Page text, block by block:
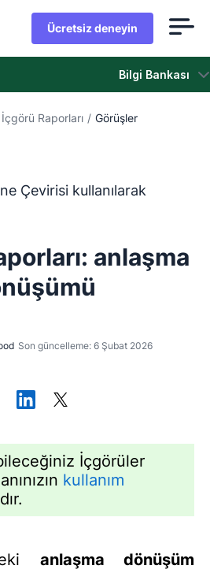
Ücretsiz deneyin
Bilgi Bankası
Geçin
İçgörü Raporları / Görüşler
Makine Çevirisi aracı
Çevirisi kullanılarak
anlaşma
Son güncelleme: 6 Şubat 2026
İçgörüler
kullanım
anlaşma dönüşüm